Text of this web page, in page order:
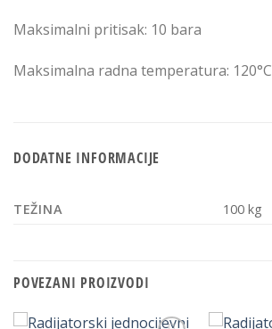
Maksimalni pritisak: 10 bara
Maksimalna radna temperatura: 120°C
DODATNE INFORMACIJE
TEŽINA 100 kg
POVEZANI PROIZVODI